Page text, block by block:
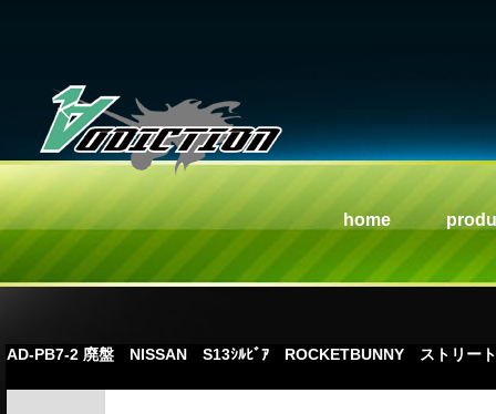
home
AD-PB7-2 廃盤 NISSAN S13ｼﾙﾋﾞｱ ROCKETBUNNY ストリー